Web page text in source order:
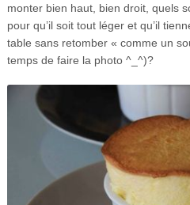
monter bien haut, bien droit, quels
pour qu’il soit tout léger et qu’il
table sans retomber « comme un
temps de faire la photo ^_^)?